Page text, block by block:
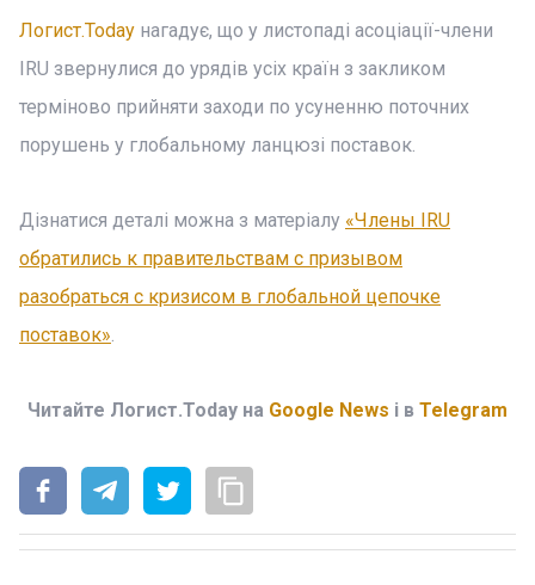
Логист.Today нагадує, що у листопаді асоціації-члени
IRU звернулися до урядів усіх країн з закликом
терміново прийняти заходи по усуненню поточних
порушень у глобальному ланцюзі поставок.
Дізнатися деталі можна з матеріалу «Члены IRU
обратились к правительствам с призывом
разобраться с кризисом в глобальной цепочке
поставок».
Читайте Логист.Today на Google News і в Telegram